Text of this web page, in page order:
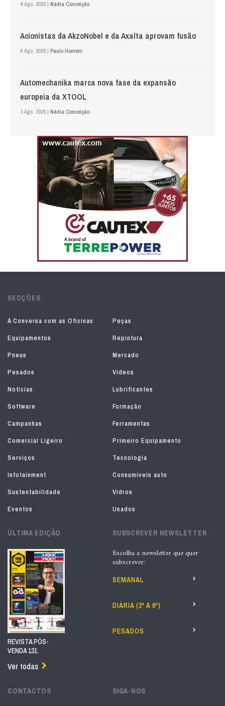
4 Ago. 2026 | Nádia Conceição
Acionistas da AkzoNobel e da Axalta aprovam fusão
6 Ago. 2026 | Paulo Homem
Automechanika marca nova fase da expansão
europeia da XTOOL
3 Ago. 2026 | Nádia Conceição
SECÇÕES
À Conversa com as Oficinas
Peças
Equipamentos
Repintura
Pneus
Mercado
Pesados
Vídeos
Notícias
Lubrificantes
Software
Formação
Campanhas
Ferramentas
Comercial Ligeiro
Primeiro Equipamento
Serviços
Tecnologia
Infotainment
Consumíveis auto
Sustentabilidade
Vidros
Eventos
Usados
ÚLTIMA EDIÇÃO
REVISTA PÓS-
VENDA 131
Ver todas
SUBSCREVER NEWSLETTER
Escolha a newsletter que quer
subscrever:
SEMANAL
DIÁRIA (2ª A 6ª)
PESADOS
CONTACTOS SIGA-NOS